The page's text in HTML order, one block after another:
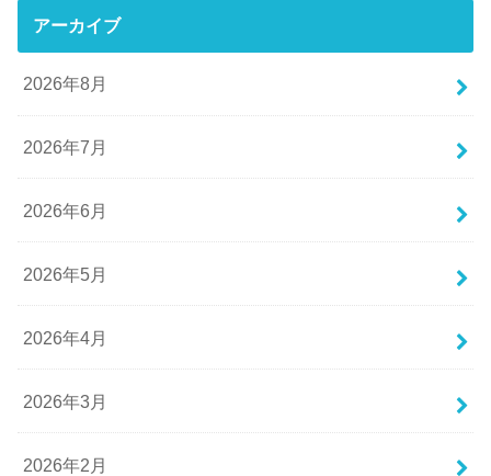
アーカイブ
2026年8月
2026年7月
2026年6月
2026年5月
2026年4月
2026年3月
2026年2月